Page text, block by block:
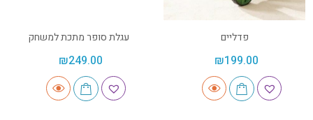
פדליים
₪199.00
עגלת סופר מתכת למשחק
₪249.00